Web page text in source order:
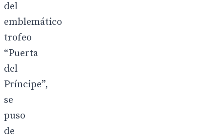
del
emblemático
trofeo
“Puerta
del
Príncipe”,
se
puso
de